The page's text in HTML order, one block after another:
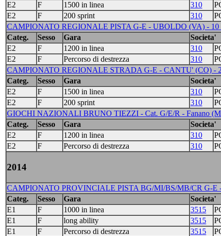
E2
F 1500 in linea 310
E2
F 200 sprint 310
CAMPIONATO REGIONALE PISTA G-E - UBOLDO (VA) -
Categ.
Sesso Gara
Societa'
E2
F 1200 in linea 310
E2
F Percorso di destrezza 310
CAMPIONATO REGIONALE STRADA G-E - CANTU' (CO) -
Categ.
Sesso Gara
Societa'
E2
F 1500 in linea 310
E2
F 200 sprint 310
GIOCHI NAZIONALI BRUNO TIEZZI - Cat. G/E/R - Fanano
Categ.
Sesso Gara
Societa'
E2
F 1200 in linea 310
E2
F Percorso di destrezza 310
2014
CAMPIONATO PROVINCIALE PISTA BG/MI/BS/MB/CR G-
Categ.
Sesso Gara
Societa'
E1
F 1000 in linea 3515
E1
F long ability 3515
E1
F Percorso di destrezza 3515